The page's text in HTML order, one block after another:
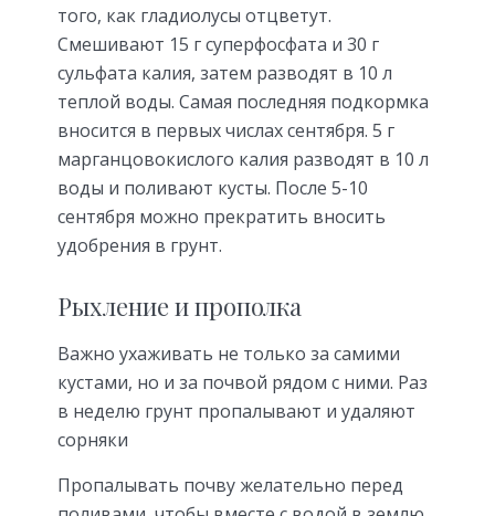
того, как гладиолусы отцветут.
Смешивают 15 г суперфосфата и 30 г
сульфата калия, затем разводят в 10 л
теплой воды. Самая последняя подкормка
вносится в первых числах сентября. 5 г
марганцовокислого калия разводят в 10 л
воды и поливают кусты. После 5-10
сентября можно прекратить вносить
удобрения в грунт.
Рыхление и прополка
Важно ухаживать не только за самими
кустами, но и за почвой рядом с ними. Раз
в неделю грунт пропалывают и удаляют
сорняки
Пропалывать почву желательно перед